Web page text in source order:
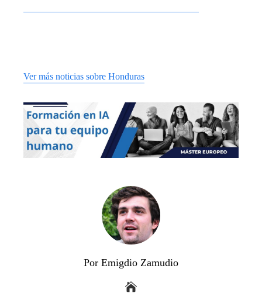
Ver más noticias sobre Honduras
Por Emigdio Zamudio